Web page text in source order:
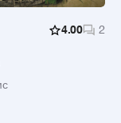
4.00 2